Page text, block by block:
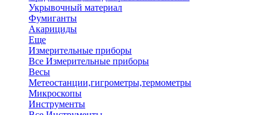
Укрывочный материал
Фумиганты
Акарициды
Еще
Измерительные приборы
Все Измерительные приборы
Весы
Метеостанции,гигрометры,термометры
Микроскопы
Инструменты